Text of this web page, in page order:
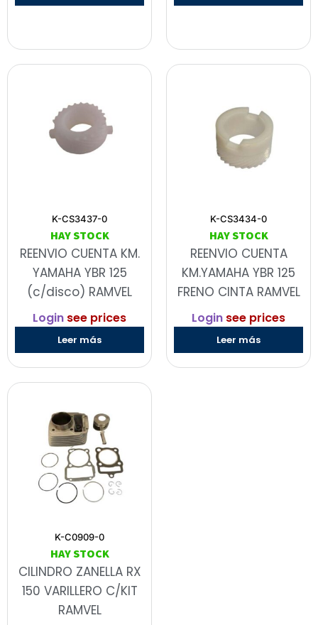
K-CS3437-0
HAY STOCK
REENVIO CUENTA KM.
YAMAHA YBR 125
(c/disco) RAMVEL
Login see prices
Leer más
K-CS3434-0
HAY STOCK
REENVIO CUENTA
KM.YAMAHA YBR 125
FRENO CINTA RAMVEL
Login see prices
Leer más
K-C0909-0
HAY STOCK
CILINDRO ZANELLA RX
150 VARILLERO C/KIT
RAMVEL